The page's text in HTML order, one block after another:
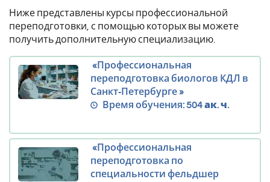
Ниже представлены курсы профессиональной
переподготовки, с помощью которых вы можете
получить дополнительную специализацию.
«Профессиональная
переподготовка биологов КДЛ в
Санкт‑Петербурге »
Время обучения:504 ак. ч.
«Профессиональная
переподготовка по
специальности фельдшер